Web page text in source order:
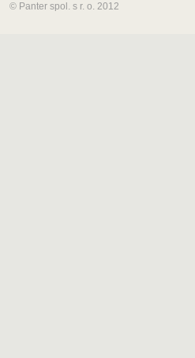
© Panter spol. s r. o. 2012